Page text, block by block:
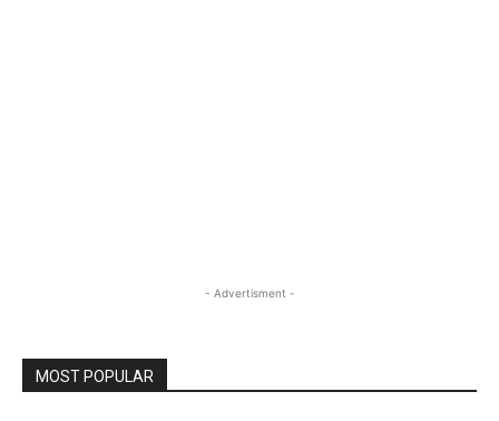
- Advertisment -
MOST POPULAR